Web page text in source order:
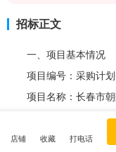
店铺 收藏 打电话
招标正文
一、项目基本情况
项目编号：采购计划-
项目名称：长春市朝
预算金额(元)：
最高限价(元)：